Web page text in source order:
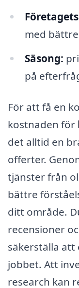
med
Säsong:
på
För att få en
kostnaden för
det alltid en
offerter.
tjänster från
bättre
ditt område.
recensioner
säkerställa
jobbet. Att
research kan